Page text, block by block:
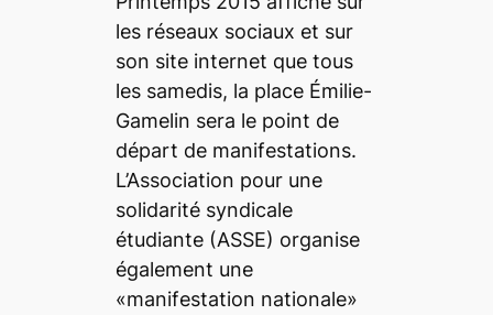
les réseaux sociaux et sur
son site internet que tous
les samedis, la place Émilie-
Gamelin sera le point de
départ de manifestations.
L’Association pour une
solidarité syndicale
étudiante (ASSE) organise
également une
«manifestation nationale»